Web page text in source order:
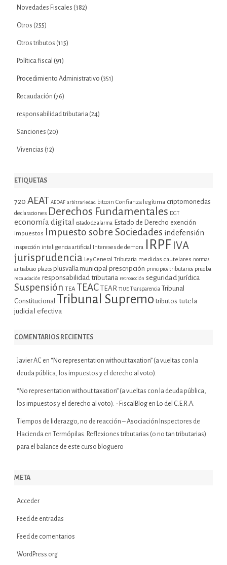
Novedades Fiscales (382)
Otros (255)
Otros tributos (115)
Política fiscal (91)
Procedimiento Administrativo (351)
Recaudación (76)
responsabilidad tributaria (24)
Sanciones (20)
Vivencias (12)
ETIQUETAS
720 AEAT AEDAF arbitrariedad bitcoin Confianza legítima criptomonedas
declaraciones Derechos Fundamentales DGT
economía digital estado de alarma Estado de Derecho exención
impuestos Impuesto sobre Sociedades indefensión
inspección inteligencia artificial Intereses de demora IRPF IVA
jurisprudencia Ley General Tributaria medidas cautelares normas
antiabuso plazos plusvalía municipal prescripción principios tributarios prueba
recaudación responsabilidad tributaria retroacción seguridad jurídica
Suspensión TEA TEAC TEAR TJUE Transparencia Tribunal
Constitucional Tribunal Supremo tributos tutela
judicial efectiva
COMENTARIOS RECIENTES
Javier AC en “No representation without taxation” (a vueltas con la
deuda pública, los impuestos y el derecho al voto).
“No representation without taxation” (a vueltas con la deuda pública,
los impuestos y el derecho al voto). - FiscalBlog en Lo del C.E.R.A.
Tiempos de liderazgo, no de reacción – Asociación Inspectores de
Hacienda en
Termópilas. Reflexiones tributarias (o no tan tributarias)
para el balance de este curso bloguero
META
Acceder
Feed de entradas
Feed de comentarios
WordPress.org